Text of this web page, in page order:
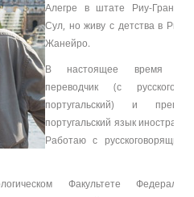
Алегре в штате Риу-Гранди-
Сул, но живу с детства в Рио-
Жанейро.
В настоящее время
переводчик (с русского
португальский) и
португальский язык
Работаю с
Факультете